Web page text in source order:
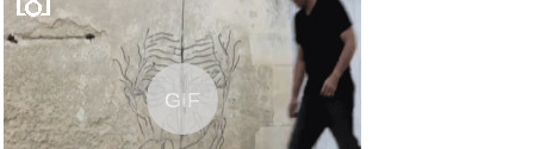
LibreOffice Professional Plus ...
GIF